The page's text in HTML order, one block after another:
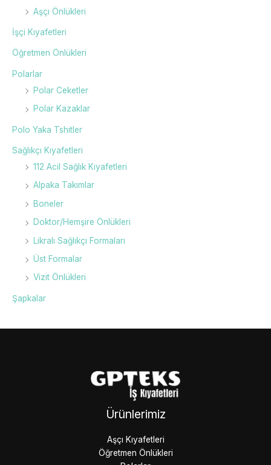
Aşçı Önlükleri
İşçi Kıyafetleri
Öğretmen Önlükleri
Polarlar
Polar Ceketler
Polar Kazaklar
Polo Yaka Tshitler
Sağlıkçı Kıyafetleri
112 Acil Sağlık Kıyafetleri
Alpaka Takımlar
Boneler
Doktor/Hemşire Önlükleri
Likralı Sağlıkçı Formaları
Üst Formalar
Vizit Önlükleri
Şapkalar
Ürünlerimiz
Aşçı Kıyafetleri
Öğretmen Önlükleri